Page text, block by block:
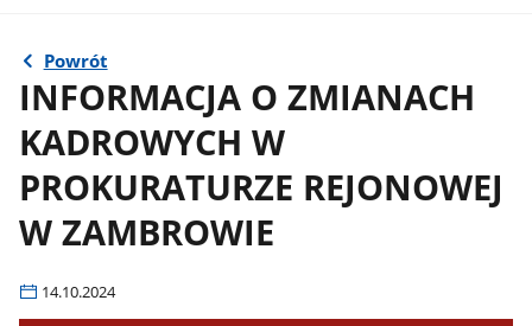
Powrót
INFORMACJA O ZMIANACH
KADROWYCH W
PROKURATURZE REJONOWEJ
W ZAMBROWIE
14.10.2024